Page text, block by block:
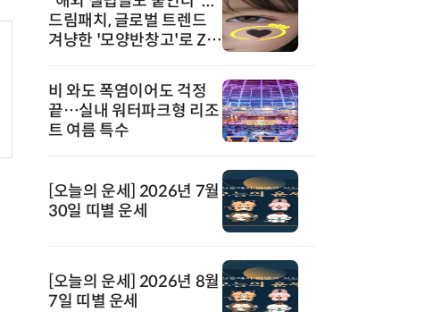
드림패치, 글로벌 트렌드
겨냥한 '모양반창고'로 Z세
비 와도 폭염이어도 걱정
끝…실내 워터파크형 리조
트 여름 특수
[오늘의 운세] 2026년 7월
30일 띠별 운세
[오늘의 운세] 2026년 8월
7일 띠별 운세